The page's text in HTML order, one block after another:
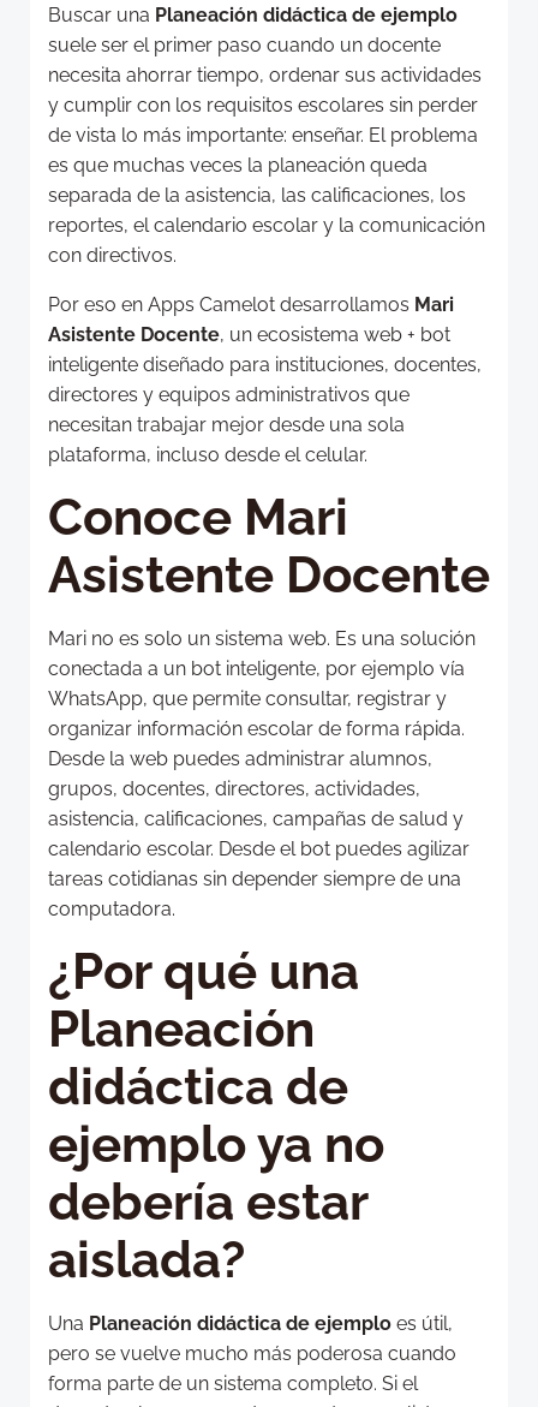
Buscar una Planeación didáctica de ejemplo
suele ser el primer paso cuando un docente
necesita ahorrar tiempo, ordenar sus actividades
y cumplir con los requisitos escolares sin perder
de vista lo más importante: enseñar. El problema
es que muchas veces la planeación queda
separada de la asistencia, las calificaciones, los
reportes, el calendario escolar y la comunicación
con directivos.
Por eso en Apps Camelot desarrollamos Mari
Asistente Docente, un ecosistema web + bot
inteligente diseñado para instituciones, docentes,
directores y equipos administrativos que
necesitan trabajar mejor desde una sola
plataforma, incluso desde el celular.
Conoce Mari
Asistente Docente
Mari no es solo un sistema web. Es una solución
conectada a un bot inteligente, por ejemplo vía
WhatsApp, que permite consultar, registrar y
organizar información escolar de forma rápida.
Desde la web puedes administrar alumnos,
grupos, docentes, directores, actividades,
asistencia, calificaciones, campañas de salud y
calendario escolar. Desde el bot puedes agilizar
tareas cotidianas sin depender siempre de una
computadora.
¿Por qué una
Planeación
didáctica de
ejemplo ya no
debería estar
aislada?
Una Planeación didáctica de ejemplo es útil,
pero se vuelve mucho más poderosa cuando
forma parte de un sistema completo. Si el